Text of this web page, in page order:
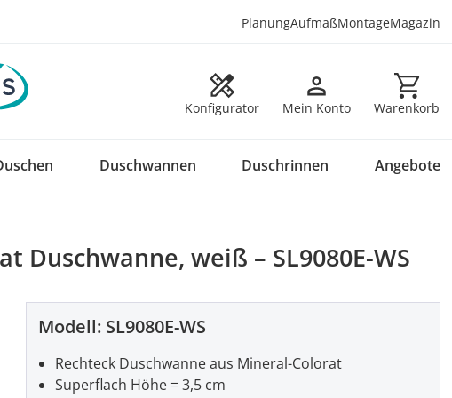
PlanungAufmaßMontageMagazin
Konfigurator Mein Konto Warenkorb
Warenkorb
Duschwannen Duschrinnen Angebote
Duschwanne, weiß – SL9080E-WS
Modell: SL9080E-WS
Rechteck Duschwanne aus Mineral-Colorat
Superflach Höhe = 3,5 cm